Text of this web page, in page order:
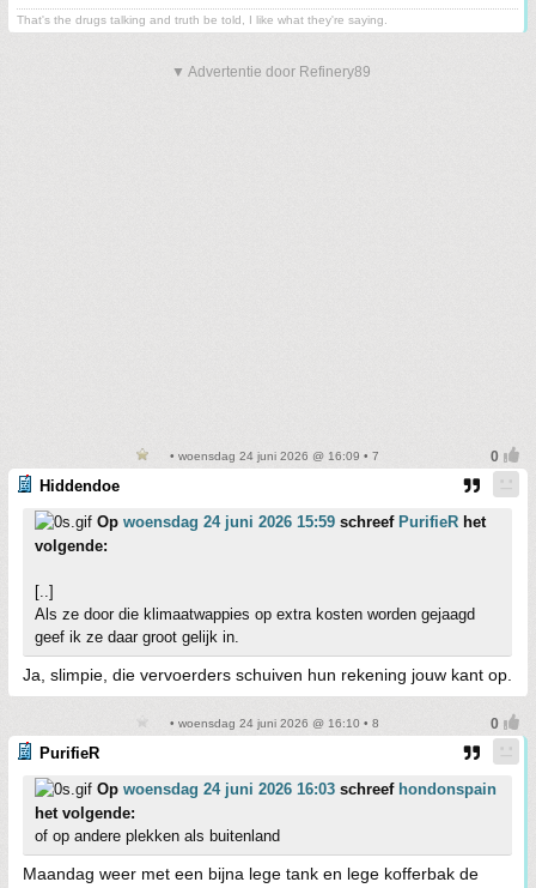
That's the drugs talking and truth be told, I like what they're saying.
▼ Advertentie door Refinery89
• woensdag 24 juni 2026 @ 16:09 • 7
Hiddendoe
Op woensdag 24 juni 2026 15:59 schreef PurifieR het
volgende:
[..]
Als ze door die klimaatwappies op extra kosten worden gejaagd
geef ik ze daar groot gelijk in.
Ja, slimpie, die vervoerders schuiven hun rekening jouw kant op.
• woensdag 24 juni 2026 @ 16:10 • 8
PurifieR
Op woensdag 24 juni 2026 16:03 schreef hondonspain
het volgende:
of op andere plekken als buitenland
Maandag weer met een bijna lege tank en lege kofferbak de